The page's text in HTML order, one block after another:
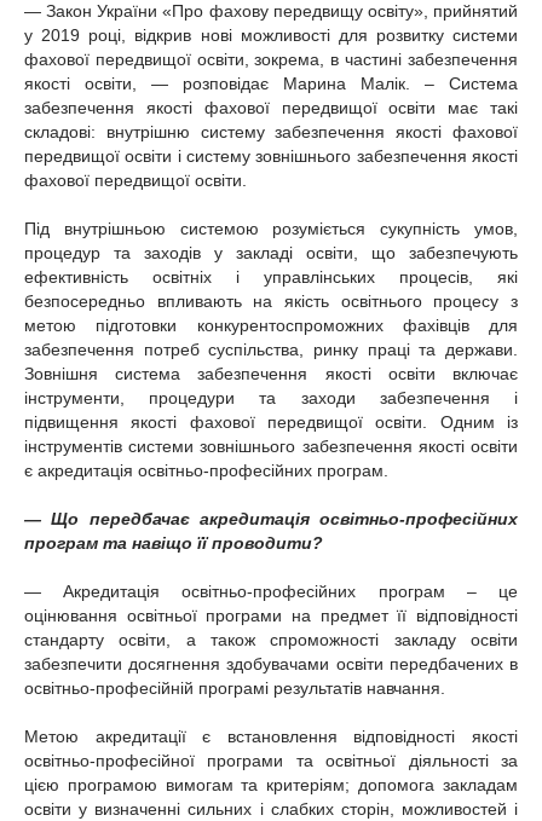
— Закон України «Про фахову передвищу освіту», прийнятий
у 2019 році, відкрив нові можливості для розвитку системи
фахової передвищої освіти, зокрема, в частині забезпечення
якості освіти, — розповідає Марина Малік. – Система
забезпечення якості фахової передвищої освіти має такі
складові: внутрішню систему забезпечення якості фахової
передвищої освіти і систему зовнішнього забезпечення якості
фахової передвищої освіти.
Під внутрішньою системою розуміється сукупність умов,
процедур та заходів у закладі освіти, що забезпечують
ефективність освітніх і управлінських процесів, які
безпосередньо впливають на якість освітнього процесу з
метою підготовки конкурентоспроможних фахівців для
забезпечення потреб суспільства, ринку праці та держави.
Зовнішня система забезпечення якості освіти включає
інструменти, процедури та заходи забезпечення і
підвищення якості фахової передвищої освіти. Одним із
інструментів системи зовнішнього забезпечення якості освіти
є акредитація освітньо-професійних програм.
— Що передбачає акредитація освітньо-професійних
програм та навіщо її проводити?
— Акредитація освітньо-професійних програм – це
оцінювання освітньої програми на предмет її відповідності
стандарту освіти, а також спроможності закладу освіти
забезпечити досягнення здобувачами освіти передбачених в
освітньо-професійній програмі результатів навчання.
Метою акредитації є встановлення відповідності якості
освітньо-професійної програми та освітньої діяльності за
цією програмою вимогам та критеріям; допомога закладам
освіти у визначенні сильних і слабких сторін, можливостей і